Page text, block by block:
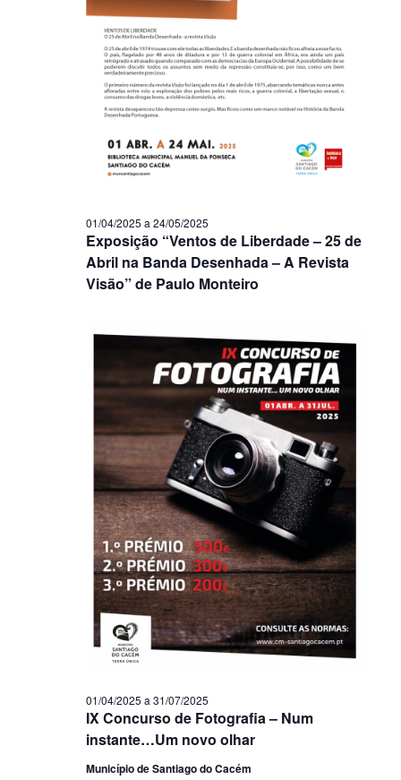
Exposição “Ventos de Liberdade – 25 de
Abril na Banda Desenhada – A Revista
Visão” de Paulo Monteiro
01/04/2025 a 24/05/2025
IX Concurso de Fotografia – Num
instante…Um novo olhar
01/04/2025 a 31/07/2025
Município de Santiago do Cacém